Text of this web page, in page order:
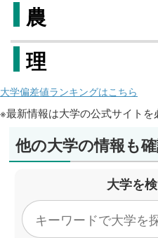
農
理
大学偏差値ランキングはこちら
※最新情報は大学の公式サイトを
他の大学の情報も
大学を